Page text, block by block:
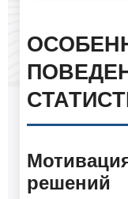
решений